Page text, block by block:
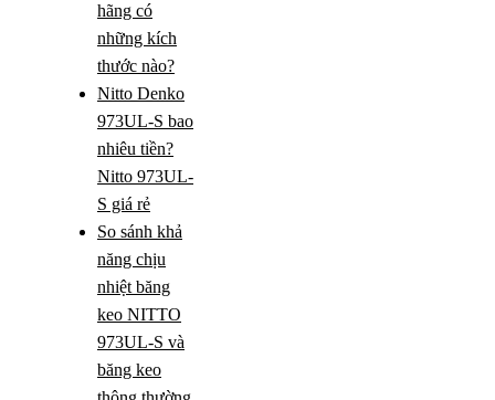
hãng có
những kích
thước nào?
Nitto Denko
973UL-S bao
nhiêu tiền?
Nitto 973UL-
S giá rẻ
So sánh khả
năng chịu
nhiệt băng
keo NITTO
973UL-S và
băng keo